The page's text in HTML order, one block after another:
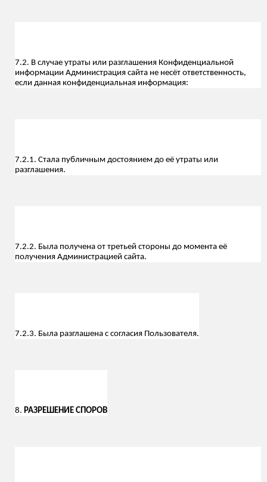
7.2. В случае утраты или разглашения Конфиденциальной
информации Администрация сайта не несёт ответственность,
если данная конфиденциальная информация:
7.2.1. Стала публичным достоянием до её утраты или
разглашения.
7.2.2. Была получена от третьей стороны до момента её
получения Администрацией сайта.
7.2.3. Была разглашена с согласия Пользователя.
8. РАЗРЕШЕНИЕ СПОРОВ